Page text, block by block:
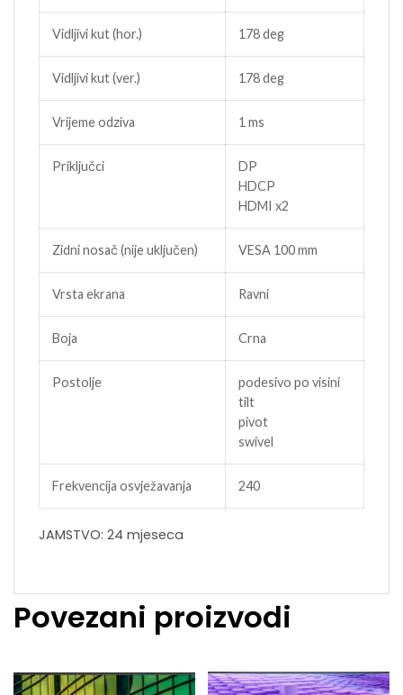
Vidljivi kut (hor.) 178 deg
Vidljivi kut (ver.) 178 deg
Vrijeme odziva 1 ms
Priključci
DP
HDCP
HDMI x2
Zidni nosač (nije uključen) VESA 100 mm
Vrsta ekrana Ravni
Boja Crna
Postolje
podesivo po visini
tilt
pivot
swivel
Frekvencija osvježavanja 240
JAMSTVO: 24 mjeseca
Povezani proizvodi